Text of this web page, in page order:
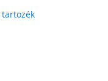
tartozék